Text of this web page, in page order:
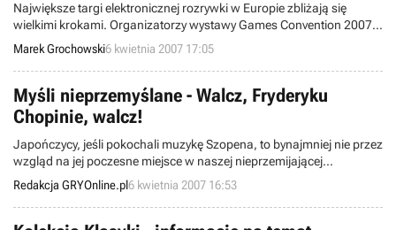
Największe targi elektronicznej rozrywki w Europie zbliżają się
wielkimi krokami. Organizatorzy wystawy Games Convention 2007,
która zgodnie z tradycją odbędzie się w niemieckim Lipsku, ujawnili
już kilka szczegółów na temat imprezy, mającej wstrząsnąć Starym
Kontynentem w ostatnim tygodniu wakacji.
Marek Grochowski6 kwietnia 2007 17:05
Myśli nieprzemyślane - Walcz, Fryderyku
Chopinie, walcz!
Japończycy, jeśli pokochali muzykę Szopena, to bynajmniej nie przez
wzgląd na jej poczesne miejsce w naszej nieprzemijającej
martyrologii. Po prostu im się ona podoba.
Redakcja GRYOnline.pl6 kwietnia 2007 16:53